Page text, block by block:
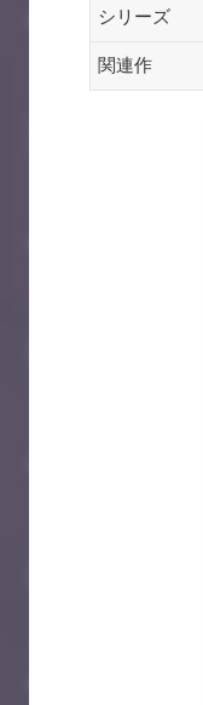
シリーズ
関連作